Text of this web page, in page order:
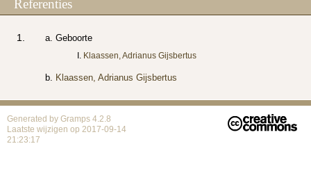
Referenties
Geboorte
Klaassen, Adrianus Gijsbertus
Klaassen, Adrianus Gijsbertus
Generated by Gramps 4.2.8
Laatste wijzigen op 2017-09-14
21:23:17